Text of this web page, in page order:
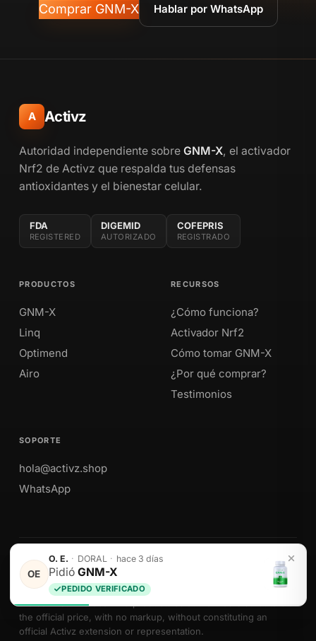
OE
O. E. · DORAL · hace 3 días
Pidió GNM-X
PEDIDO VERIFICADO
Comprar GNM-X Hablar por WhatsApp
A Activz
Autoridad independiente sobre GNM-X, el activador
Nrf2 de Activz que respalda tus defensas
antioxidantes y el bienestar celular.
FDA
REGISTERED
DIGEMID
AUTORIZADO
COFEPRIS
REGISTRADO
PRODUCTOS
GNM-X
Linq
Optimend
Airo
RECURSOS
¿Cómo funciona?
Activador Nrf2
Cómo tomar GNM-X
¿Por qué comprar?
Testimonios
SOPORTE
hola@activz.shop
WhatsApp
Envíos a Perú · México · EE. UU. · Colombia · Ecuador
We sell Activz Global LLC products as authorized distributors at
the official price, with no markup, without constituting an
official Activz extension or representation.